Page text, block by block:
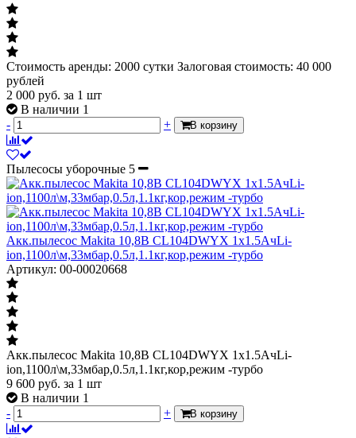
Стоимость аренды: 2000 сутки Залоговая стоимость: 40 000
рублей
2 000 руб. за 1 шт
В наличии 1
-
+ В корзину
Пылесосы уборочные 5
Акк.пылесос Makita 10,8В CL104DWYX 1х1.5АчLi-
ion,1100л\м,33мбар,0.5л,1.1кг,кор,режим -турбо
Артикул: 00-00020668
Акк.пылесос Makita 10,8В CL104DWYX 1х1.5АчLi-
ion,1100л\м,33мбар,0.5л,1.1кг,кор,режим -турбо
9 600 руб. за 1 шт
В наличии 1
-
+ В корзину